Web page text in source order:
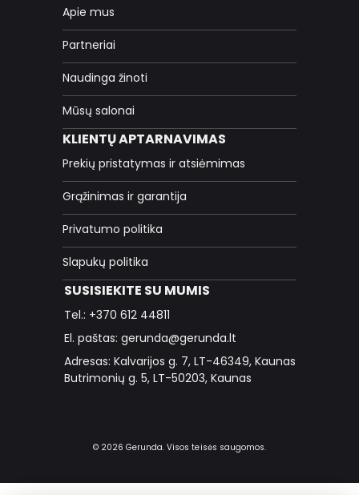
Apie mus
Partneriai
Naudinga žinoti
Mūsų salonai
KLIENTŲ APTARNAVIMAS
Prekių pristatymas ir atsiėmimas
Grąžinimas ir garantija
Privatumo politika
Slapukų politika
SUSISIEKITE SU MUMIS
Tel.: +370 612 44811
El. paštas: gerunda@gerunda.lt
Adresas: Kalvarijos g. 7, LT-46349, Kaunas
Butrimonių g. 5, LT-50203, Kaunas
© 2026 Gerunda. Visos teisės saugomos.